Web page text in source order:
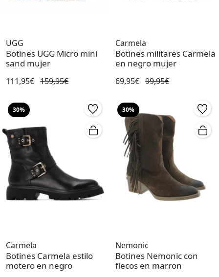
UGG
Botines UGG Micro mini
sand mujer
111,95€ 159,95€
Carmela
Botines militares Carmela
en negro mujer
69,95€ 99,95€
30%
Carmela
Botines Carmela estilo
motero en negro
30%
Nemonic
Botines Nemonic con
flecos en marron